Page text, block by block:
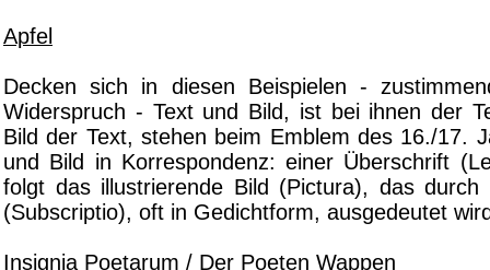
Apfel
Decken sich in diesen Beispielen -
Widerspruch - Text und Bild, ist bei ihnen der
Bild der Text, stehen beim Emblem des 16./17.
und Bild in Korrespondenz: einer Überschrift
folgt das illustrierende Bild (Pictura), das durch
(Subscriptio), oft in Gedichtform, ausgedeutet
Insignia Poetarum / Der Poeten Wappen